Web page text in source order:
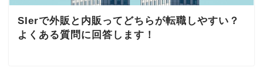
SIerで外販と内販ってどちらが転職しやすい？
よくある質問に回答します！